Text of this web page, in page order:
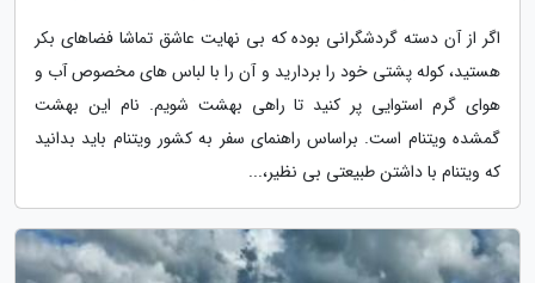
اگر از آن دسته گردشگرانی بوده که بی نهایت عاشق تماشا فضاهای بکر
هستید، کوله پشتی خود را بردارید و آن را با لباس های مخصوص آب و
هوای گرم استوایی پر کنید تا راهی بهشت شویم. نام این بهشت
گمشده ویتنام است. براساس راهنمای سفر به کشور ویتنام باید بدانید
که ویتنام با داشتن طبیعتی بی نظیر،...